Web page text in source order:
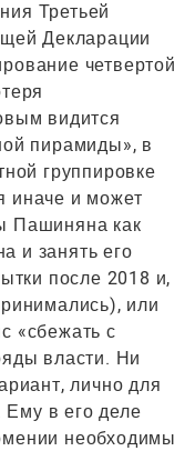
Третьей
Декларации
четвертой
видится
пирамиды», в
группировке
иначе и может
Пашиняна как
и занять его
после 2018 и,
или
«сбежать с
власти. Ни
лично для
в его деле
необходимы